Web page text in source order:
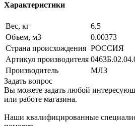
Характеристики
Вес, кг
6.5
Объем, м3
0.00373
Страна происхождения РОССИЯ
Артикул производителя
Производитель
МЛЗ
Задать вопрос
Вы можете задать любой
или работе магазина.
Наши квалифицированные